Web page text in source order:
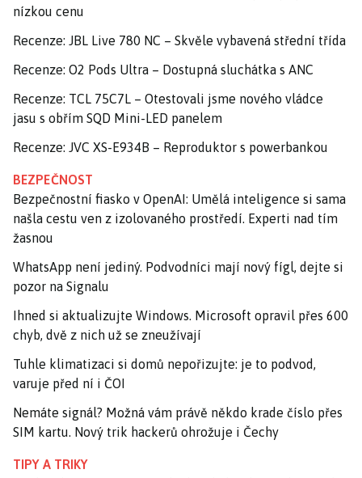
nízkou cenu
Recenze: JBL Live 780 NC – Skvěle vybavená střední třída
Recenze: O2 Pods Ultra – Dostupná sluchátka s ANC
Recenze: TCL 75C7L – Otestovali jsme nového vládce
jasu s obřím SQD Mini-LED panelem
Recenze: JVC XS-E934B – Reproduktor s powerbankou
BEZPEČNOST
Bezpečnostní fiasko v OpenAI: Umělá inteligence si sama
našla cestu ven z izolovaného prostředí. Experti nad tím
žasnou
WhatsApp není jediný. Podvodníci mají nový fígl, dejte si
pozor na Signalu
Ihned si aktualizujte Windows. Microsoft opravil přes 600
chyb, dvě z nich už se zneužívají
Tuhle klimatizaci si domů nepořizujte: je to podvod,
varuje před ní i ČOI
Nemáte signál? Možná vám právě někdo krade číslo přes
SIM kartu. Nový trik hackerů ohrožuje i Čechy
TIPY A TRIKY